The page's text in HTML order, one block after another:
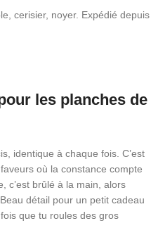
cerisier, noyer. Expédié depuis
les planches de
identique à chaque fois. C’est
où la constance compte
c’est brûlé à la main, alors
détail pour un petit cadeau
que tu roules des gros